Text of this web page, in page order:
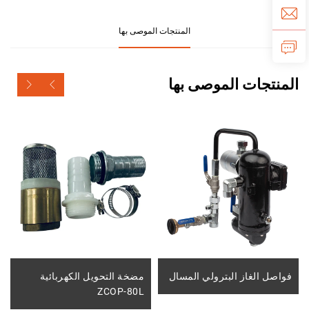
المنتجات الموصى بها
المنتجات الموصى بها
فواصل الغاز البترولي المسال
مضخة التحويل الكهربائية
ZCOP-80L